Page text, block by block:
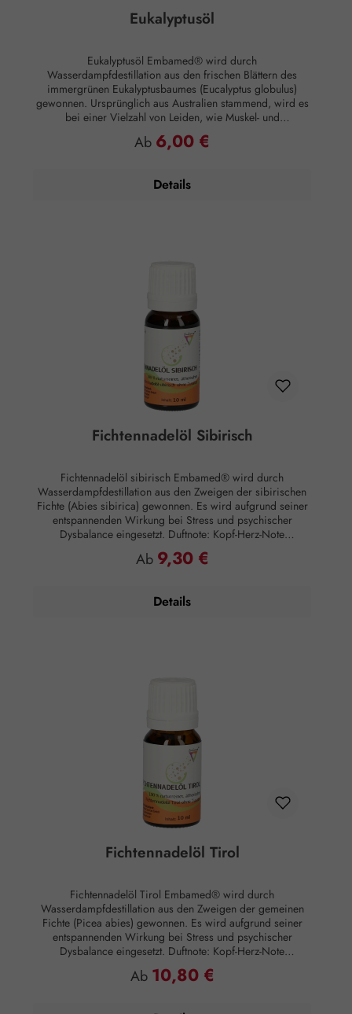
Eukalyptusöl
Eukalyptusöl Embamed® wird durch
Wasserdampfdestillation aus den frischen Blättern des
immergrünen Eukalyptusbaumes (Eucalyptus globulus)
gewonnen. Ursprünglich aus Australien stammend, wird es
bei einer Vielzahl von Leiden, wie Muskel- und
Gelenkbeschwerden sowie Husten- und
Erkältungsbeschwerden eingesetzt. Duftnote: Kopfnote
Regulärer Preis:
Ab 6,00 €
Details
Fichtennadelöl Sibirisch
Fichtennadelöl sibirisch Embamed® wird durch
Wasserdampfdestillation aus den Zweigen der sibirischen
Fichte (Abies sibirica) gewonnen. Es wird aufgrund seiner
entspannenden Wirkung bei Stress und psychischer
Dysbalance eingesetzt. Duftnote: Kopf-Herz-Note
Hautwirkung: Entzündungshemmend Anwendung:
Kosmetikum zur Aromapflege der Haut
Fichtennadelöl sibirisch ohne Zusätze.
Regulärer Preis:
Ab 9,30 €
Details
Fichtennadelöl Tirol
Fichtennadelöl Tirol Embamed® wird durch
Wasserdampfdestillation aus den Zweigen der gemeinen
Fichte (Picea abies) gewonnen. Es wird aufgrund seiner
entspannenden Wirkung bei Stress und psychischer
Dysbalance eingesetzt. Duftnote: Kopf-Herz-Note
Hautwirkung: Entzündungshemmend Anwendung:
Kosmetikum zur Aromapflege der Haut
Regulärer Preis:
Ab 10,80 €